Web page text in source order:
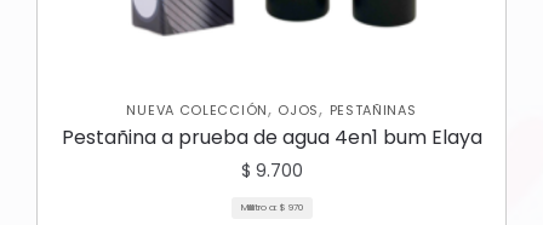
NUEVA COLECCIÓN, OJOS, PESTAÑINAS
Pestañina a prueba de agua 4en1 bum Elaya
$ 9.700
Mililitro a: $ 970